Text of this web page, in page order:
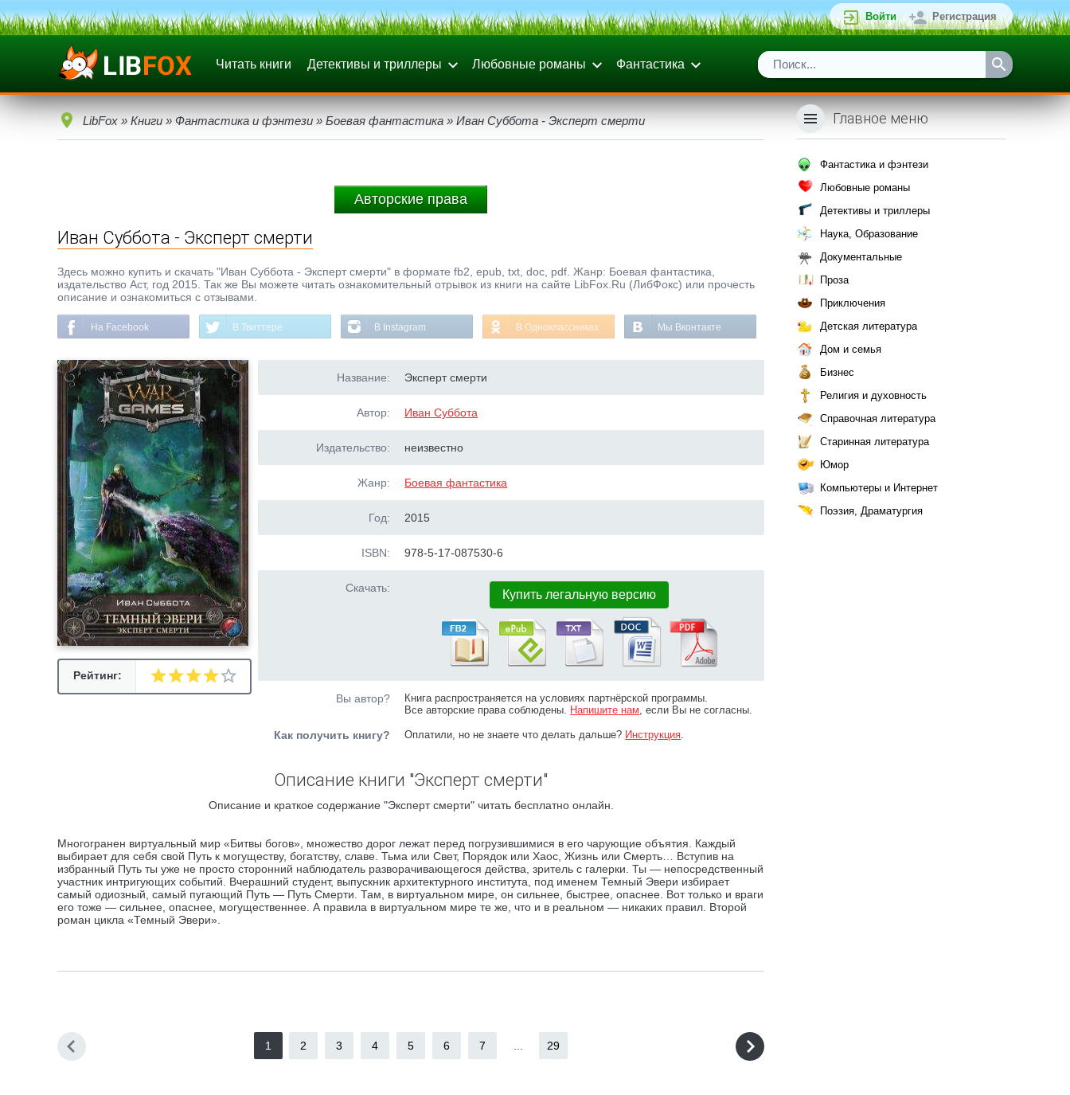
Войти Регистрация
Читать книги Детективы и триллеры Любовные романы Фантастика
LibFox » Книги » Фантастика и фэнтези » Боевая фантастика » Иван Суббота - Эксперт смерти
Авторские права
Иван Суббота - Эксперт смерти
Здесь можно купить и скачать "Иван Суббота - Эксперт смерти" в формате fb2, epub, txt, doc, pdf. Жанр: Боевая фантастика,
издательство Аст, год 2015. Так же Вы можете читать ознакомительный отрывок из книги на сайте LibFox.Ru (ЛибФокс) или прочесть
описание и ознакомиться с отзывами.
На Facebook В Твиттере В Instagram В Одноклассниках Мы Вконтакте
Рейтинг:
Название: Эксперт смерти
Автор: Иван Суббота
Издательство: неизвестно
Жанр: Боевая фантастика
Год: 2015
ISBN: 978-5-17-087530-6
Скачать: Купить легальную версию
Вы автор?
Книга распространяется на условиях партнёрской программы.
Все авторские права соблюдены. Напишите нам, если Вы не согласны.
Как получить книгу? Оплатили, но не знаете что делать дальше? Инструкция.
Описание книги "Эксперт смерти"
Описание и краткое содержание "Эксперт смерти" читать бесплатно онлайн.
Многогранен виртуальный мир «Битвы богов», множество дорог лежат перед погрузившимися в его чарующие объятия. Каждый
выбирает для себя свой Путь к могуществу, богатству, славе. Тьма или Свет, Порядок или Хаос, Жизнь или Смерть… Вступив на
избранный Путь ты уже не просто сторонний наблюдатель разворачивающегося действа, зритель с галерки. Ты — непосредственный
участник интригующих событий. Вчерашний студент, выпускник архитектурного института, под именем Темный Эвери избирает
самый одиозный, самый пугающий Путь — Путь Смерти. Там, в виртуальном мире, он сильнее, быстрее, опаснее. Вот только и враги
его тоже — сильнее, опаснее, могущественнее. А правила в виртуальном мире те же, что и в реальном — никаких правил. Второй
роман цикла «Темный Эвери».
1 2 3 4 5 6 7 29
Главное меню
Фантастика и фэнтези
Любовные романы
Детективы и триллеры
Наука, Образование
Документальные
Проза
Приключения
Детская литература
Дом и семья
Бизнес
Религия и духовность
Справочная литература
Старинная литература
Юмор
Компьютеры и Интернет
Поэзия, Драматургия